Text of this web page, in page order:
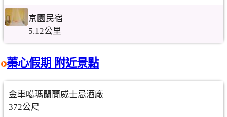
京園民宿
5.12公里
蓁心假期 附近景點
金車噶瑪蘭蘭威士忌酒廠
372公尺